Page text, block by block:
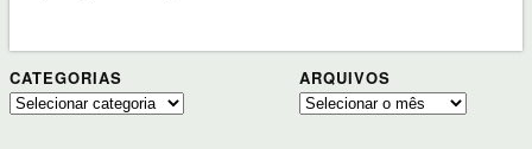
CATEGORIAS
Categorias
ARQUIVOS
Arquivos